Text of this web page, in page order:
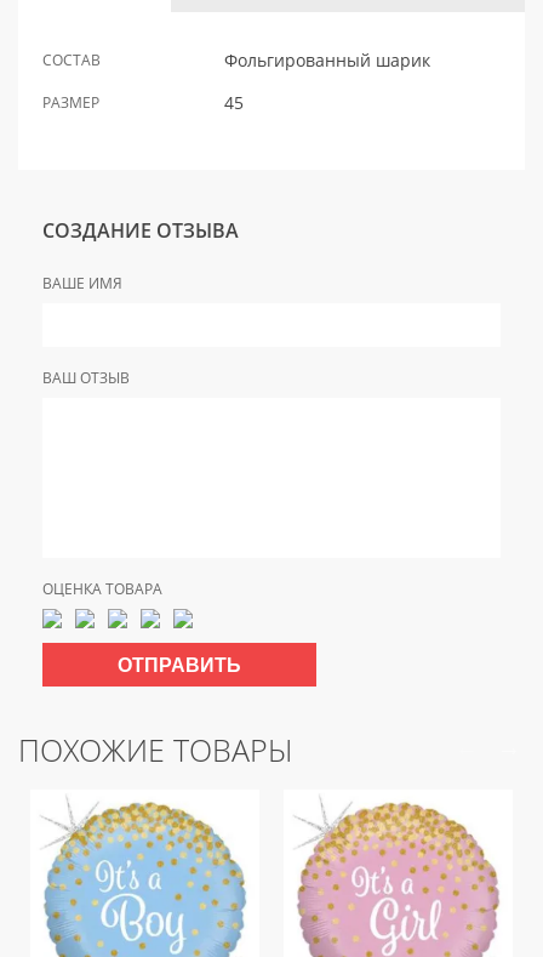
СОСТАВ Фольгированный шарик
РАЗМЕР 45
СОЗДАНИЕ ОТЗЫВА
ВАШЕ ИМЯ
ВАШ ОТЗЫВ
ОЦЕНКА ТОВАРА
ПОХОЖИЕ ТОВАРЫ